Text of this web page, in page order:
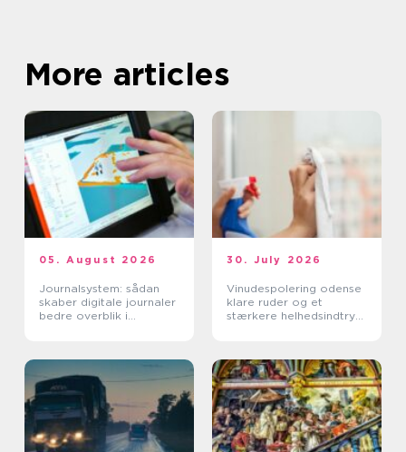
More articles
05. August 2026
Journalsystem: sådan
skaber digitale journaler
bedre overblik i
30. July 2026
Vinudespolering odense
klare ruder og et
stærkere helhedsindtryk